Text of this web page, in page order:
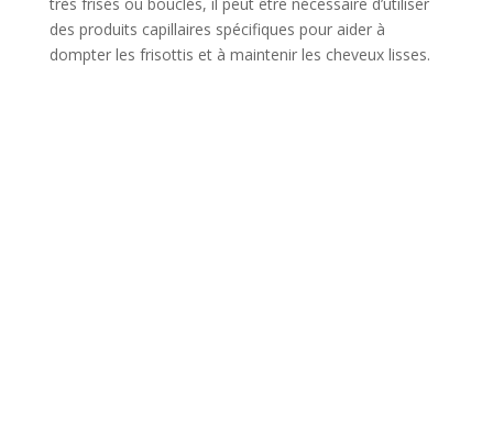
des produits capillaires spécifiques pour aider à
dompter les frisottis et à maintenir les cheveux lisses.